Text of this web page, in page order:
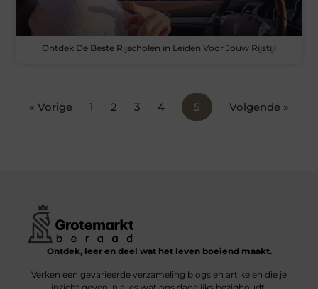
Ontdek De Beste Rijscholen in Leiden Voor Jouw Rijstijl
« Vorige 1 2 3 4 5 Volgende »
Ontdek, leer en deel wat het leven boeiend maakt.
Verken een gevarieerde verzameling blogs en artikelen die je